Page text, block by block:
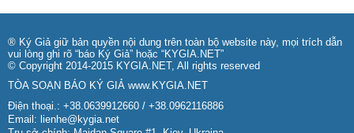
® Ký Giả giữ bản quyền nội dung trên toàn bộ website này, mọi trích dẫn
vui lòng ghi rõ “báo Ký Giả” hoặc “KYGIA.NET”
© Copyright 2014-2015 KYGIA.NET, All rights reserved
TÒA SOẠN BÁO KÝ GIẢ www.KYGIA.NET
Điện thoại.: +38.0639912660 / +38.0962116886
Email: lienhe@kygia.net